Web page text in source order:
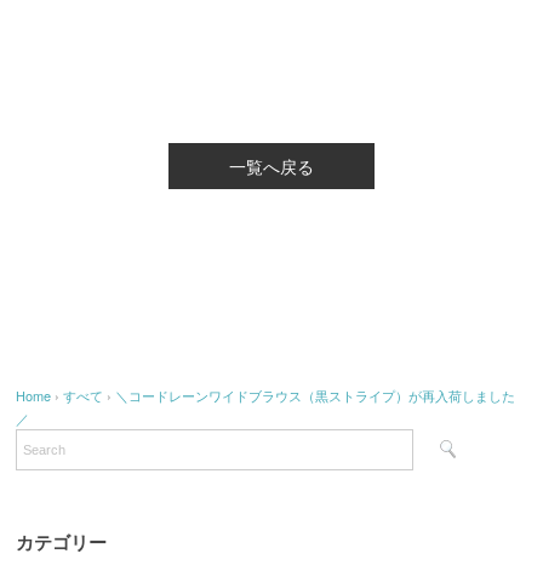
一覧へ戻る
Home ›すべて › ＼コードレーンワイドブラウス（黒ストライプ）が再入荷しました
／
カテゴリー